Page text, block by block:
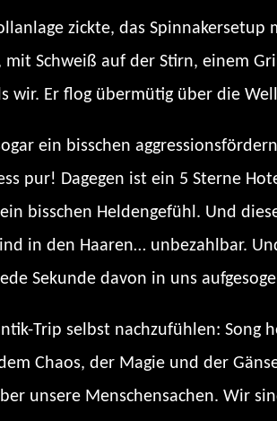
zickte, das Spinnakersetup
Schweiß auf der Stirn, einem
Er flog übermütig über die
ein bisschen
pur! Dagegen ist ein 5 Sterne
bisschen Heldengefühl. Und
in den Haaren… unbezahlbar.
Sekunde davon in uns
Trip selbst nachzufühlen: Song
Chaos, der Magie und der
unsere Menschensachen. Wir